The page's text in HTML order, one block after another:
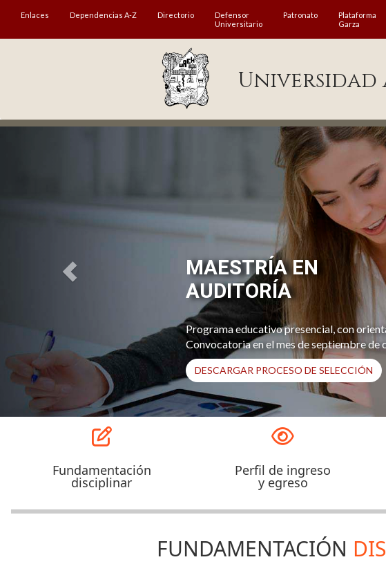
MENÚ
Alumni
Visitantes
Enlaces Dependencias A-Z Directorio
Defensor
Universitario
Patronato
Plataforma
Garza
Universidad
MAESTRÍA EN
AUDITORÍA
Programa educativo presencial, con
Convocatoria en el mes de septiembre de
DESCARGAR PROCESO DE SELECCIÓN
Fundamentación
disciplinar
Perfil de ingreso
y egreso
FUNDAMENTACIÓN